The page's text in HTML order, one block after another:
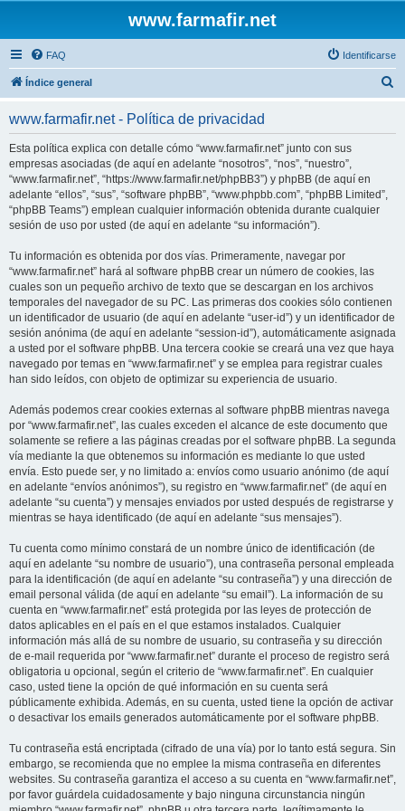
www.farmafir.net
FAQ Identificarse
Índice general
www.farmafir.net - Política de privacidad
Esta política explica con detalle cómo “www.farmafir.net” junto con sus
empresas asociadas (de aquí en adelante “nosotros”, “nos”, “nuestro”,
“www.farmafir.net”, “https://www.farmafir.net/phpBB3”) y phpBB (de aquí en
adelante “ellos”, “sus”, “software phpBB”, “www.phpbb.com”, “phpBB Limited”,
“phpBB Teams”) emplean cualquier información obtenida durante cualquier
sesión de uso por usted (de aquí en adelante “su información”).
Tu información es obtenida por dos vías. Primeramente, navegar por
“www.farmafir.net” hará al software phpBB crear un número de cookies, las
cuales son un pequeño archivo de texto que se descargan en los archivos
temporales del navegador de su PC. Las primeras dos cookies sólo contienen
un identificador de usuario (de aquí en adelante “user-id”) y un identificador de
sesión anónima (de aquí en adelante “session-id”), automáticamente asignada
a usted por el software phpBB. Una tercera cookie se creará una vez que haya
navegado por temas en “www.farmafir.net” y se emplea para registrar cuales
han sido leídos, con objeto de optimizar su experiencia de usuario.
Además podemos crear cookies externas al software phpBB mientras navega
por “www.farmafir.net”, las cuales exceden el alcance de este documento que
solamente se refiere a las páginas creadas por el software phpBB. La segunda
vía mediante la que obtenemos su información es mediante lo que usted
envía. Esto puede ser, y no limitado a: envíos como usuario anónimo (de aquí
en adelante “envíos anónimos”), su registro en “www.farmafir.net” (de aquí en
adelante “su cuenta”) y mensajes enviados por usted después de registrarse y
mientras se haya identificado (de aquí en adelante “sus mensajes”).
Tu cuenta como mínimo constará de un nombre único de identificación (de
aquí en adelante “su nombre de usuario”), una contraseña personal empleada
para la identificación (de aquí en adelante “su contraseña”) y una dirección de
email personal válida (de aquí en adelante “su email”). La información de su
cuenta en “www.farmafir.net” está protegida por las leyes de protección de
datos aplicables en el país en el que estamos instalados. Cualquier
información más allá de su nombre de usuario, su contraseña y su dirección
de e-mail requerida por “www.farmafir.net” durante el proceso de registro será
obligatoria u opcional, según el criterio de “www.farmafir.net”. En cualquier
caso, usted tiene la opción de qué información en su cuenta será
públicamente exhibida. Además, en su cuenta, usted tiene la opción de activar
o desactivar los emails generados automáticamente por el software phpBB.
Tu contraseña está encriptada (cifrado de una vía) por lo tanto está segura. Sin
embargo, se recomienda que no emplee la misma contraseña en diferentes
websites. Su contraseña garantiza el acceso a su cuenta en “www.farmafir.net”,
por favor guárdela cuidadosamente y bajo ninguna circunstancia ningún